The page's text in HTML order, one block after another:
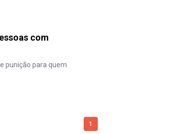
com
punição para quem
1